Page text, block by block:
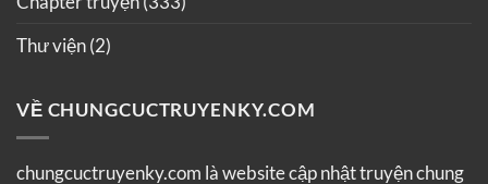
Thư viện(2)
VỀ CHUNGCUCTRUYENKY.COM
chungcuctruyenky.com là website cập nhật truyện chung